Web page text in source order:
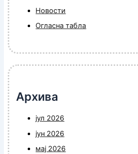
Новости
Огласна табла
Архива
јул 2026
јун 2026
мај 2026